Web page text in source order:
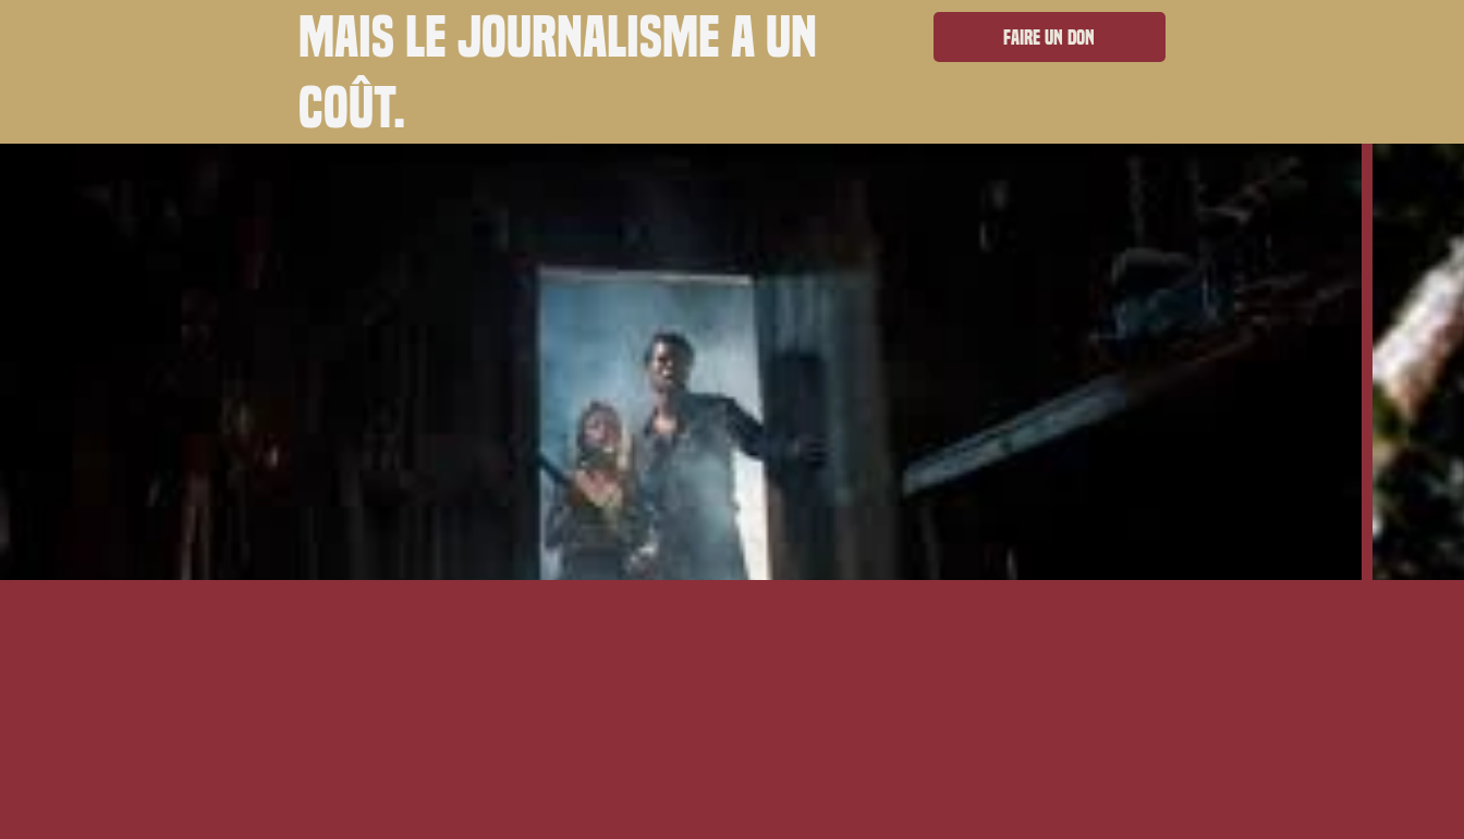
Mais le journalisme a un
coût.
Faire un don